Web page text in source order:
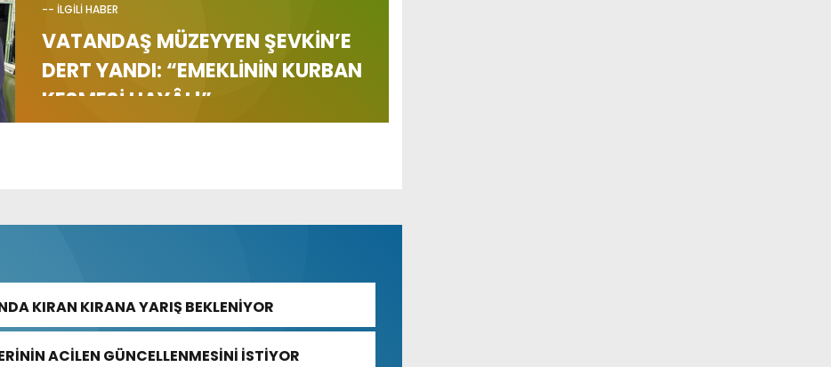
-- İLGİLİ HABER
VATANDAŞ MÜZEYYEN ŞEVKİN’E
DERT YANDI: “EMEKLİNİN KURBAN
KESMESİ HAYÂL!”
KIRAN KIRANA YARIŞ BEKLENİYOR
ACİLEN GÜNCELLENMESİNİ İSTİYOR